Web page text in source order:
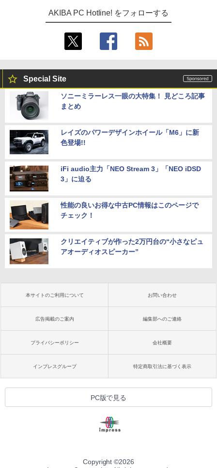
AKIBA PC Hotline! をフォローする
Special Site
ソニーミラーレス一眼の大特集！ 見どころ記事
まとめ
レイズのパワーデザインホイール「M6」に新
色登場!!
iFi audio主力「NEO Stream 3」「NEO iDSD
3」に迫る
性能の良いお得な中古PC情報はこのページで
チェック！
クリエイティブが作った2万円台の“小さなピュ
アオーディオスピーカー”
本サイトのご利用について お問い合わせ
広告掲載のご案内 編集部へのご連絡
プライバシーポリシー 会社概要
インプレスグループ 特定商取引法に基づく表示
PC版で見る
Copyright ©2026